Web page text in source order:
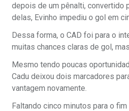
depois de um pênalti, convertido
delas, Evinho impediu o gol em
Dessa forma, o CAD foi para o
muitas chances claras de gol,
Mesmo tendo poucas
Cadu deixou dois marcadores
vantagem novamente.
Faltando cinco minutos para o